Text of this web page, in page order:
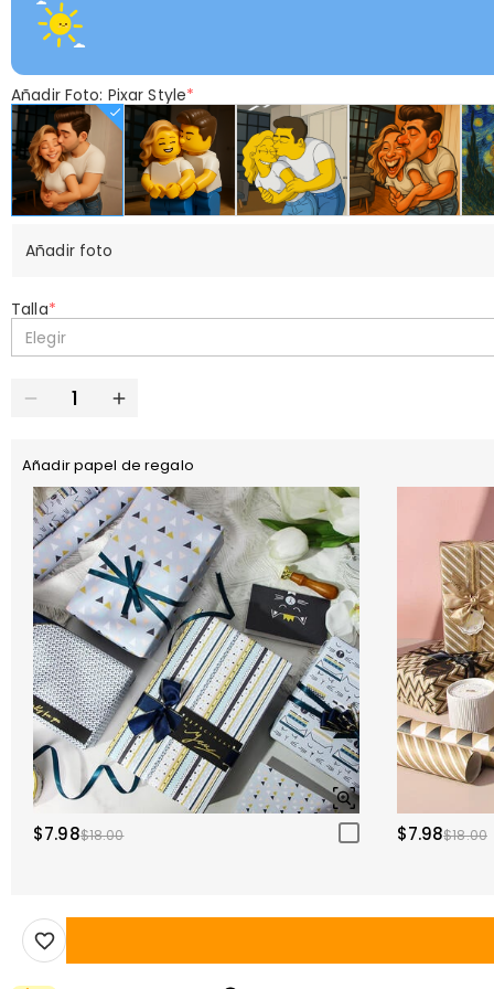
Añadir Foto: Pixar Style*
Añadir foto
Talla*
Elegir
Añadir papel de regalo
$7.98$18.00 $7.98$18.00